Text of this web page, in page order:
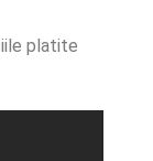
platite